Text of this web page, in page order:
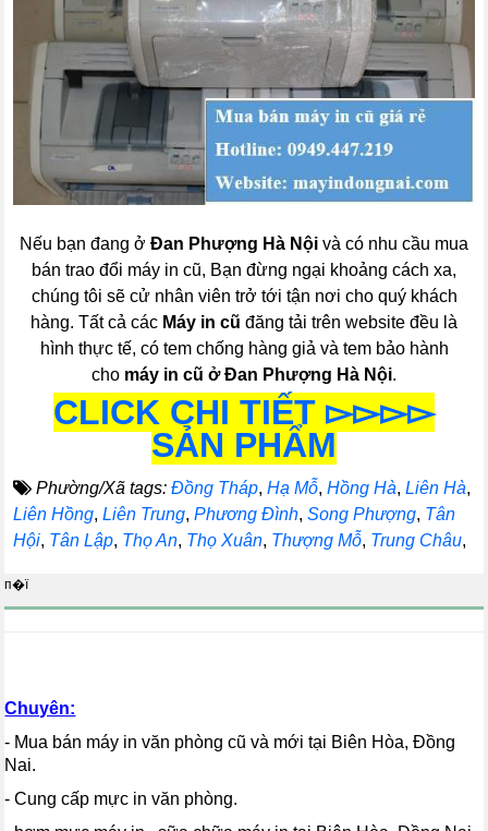
Nếu bạn đang ở Đan Phượng Hà Nội và có nhu cầu mua
bán trao đổi máy in cũ, Bạn đừng ngại khoảng cách xa,
chúng tôi sẽ cử nhân viên trở tới tận nơi cho quý khách
hàng. Tất cả các Máy in cũ đăng tải trên website đều là
hình thực tế, có tem chống hàng giả và tem bảo hành
cho máy in cũ ở Đan Phượng Hà Nội.
CLICK CHI TIẾT ▻▻▻▻
SẢN PHẨM
Phường/Xã tags: Đồng Tháp,Hạ Mỗ,Hồng Hà,Liên Hà,
Liên Hồng,Liên Trung,Phương Đình,Song Phượng, Tân
Hội, Tân Lập, Thọ An, Thọ Xuân, Thượng Mỗ, Trung Châu,
п�ї
Chuyên:
- Mua bán máy in văn phòng cũ và mới tại Biên Hòa, Đồng
Nai.
- Cung cấp mực in văn phòng.